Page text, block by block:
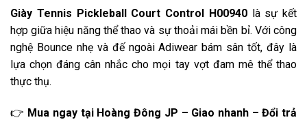
Giày Tennis Pickleball Court Control H00940là sự kết
hợp giữa hiệu năng thể thao và sự thoải mái bền bỉ. Với công
nghệ Bounce nhẹ và đế ngoài Adiwear bám sân tốt, đây là
lựa chọn đáng cân nhắc cho mọi tay vợt đam mê thể thao
thực thụ.
👉 Mua ngay tại Hoàng Đông JP – Giao nhanh – Đổi trả